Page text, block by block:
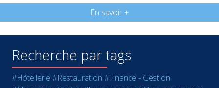
En savoir +
Recherche par tags
#Hôtellerie #Restauration #Finance - Gestion